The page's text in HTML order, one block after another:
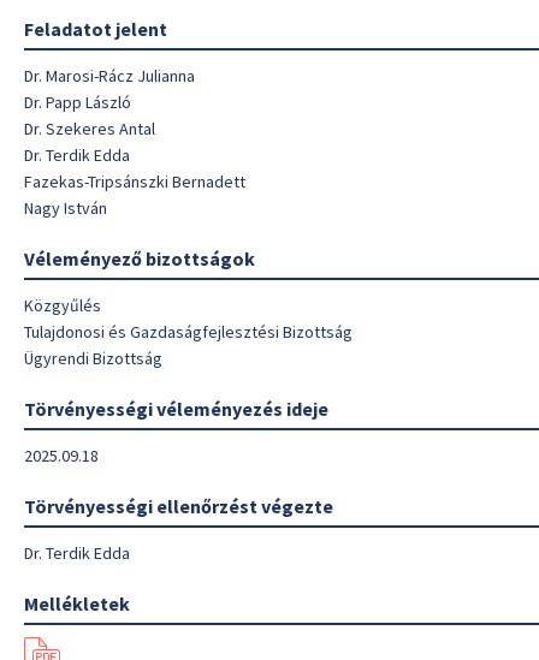
Feladatot jelent
Dr. Marosi-Rácz Julianna
Dr. Papp László
Dr. Szekeres Antal
Dr. Terdik Edda
Fazekas-Tripsánszki Bernadett
Nagy István
Véleményező bizottságok
Közgyűlés
Tulajdonosi és Gazdaságfejlesztési Bizottság
Ügyrendi Bizottság
Törvényességi véleményezés ideje
2025.09.18
Törvényességi ellenőrzést végezte
Dr. Terdik Edda
Mellékletek